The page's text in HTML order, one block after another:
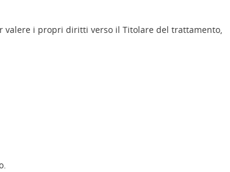
valere i propri diritti verso il Titolare del trattamento,